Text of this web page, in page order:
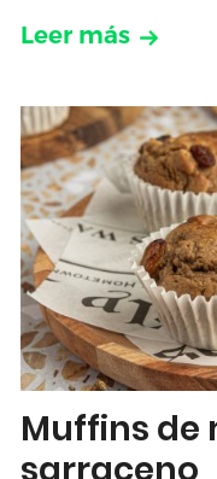
Leer más
Muffins de